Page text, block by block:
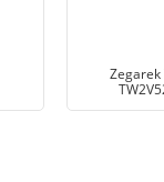
Zegarek